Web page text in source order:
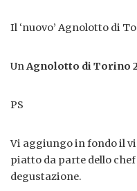
Il ‘nuovo’ Agnolotto di
UnAgnolotto di Torino
PS
Vi aggiungo in fondo il
piatto da parte dello
degustazione.